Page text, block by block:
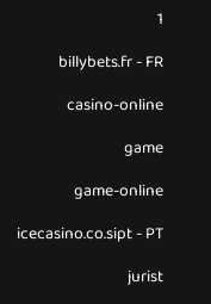
1
billybets.fr - FR
casino-online
game
game-online
icecasino.co.sipt - PT
jurist